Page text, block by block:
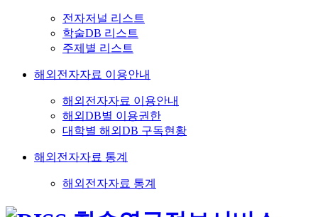
전자저널 리스트
학술DB 리스트
주제별 리스트
해외전자자료 이용안내
해외전자자료 이용안내
해외DB별 이용권한
대학별 해외DB 구독현황
해외전자자료 통계
해외전자자료 통계